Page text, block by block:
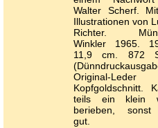
Walter Scherf.
Illustrationen von
Richter.
Winkler 1965.
11,9 cm. 872
Original-
Kopfgoldschnitt.
teils ein klein
berieben, sonst
gut.